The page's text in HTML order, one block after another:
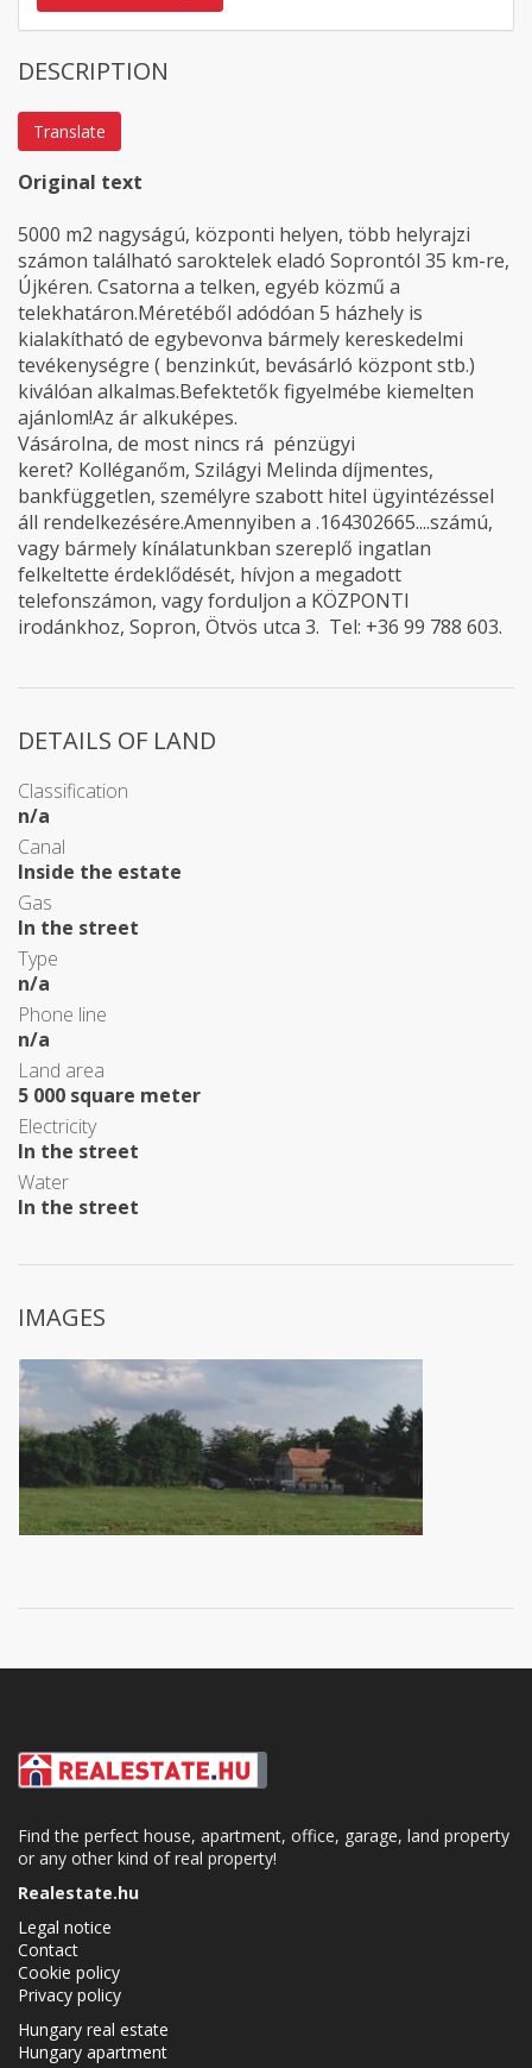
DESCRIPTION
Translate
Original text
5000 m2 nagyságú, központi helyen, több helyrajzi
számon található saroktelek eladó Soprontól 35 km-re,
Újkéren. Csatorna a telken, egyéb közmű a
telekhatáron.Méretéből adódóan 5 házhely is
kialakítható de egybevonva bármely kereskedelmi
tevékenységre ( benzinkút, bevásárló központ stb.)
kiválóan alkalmas.Befektetők figyelmébe kiemelten
ajánlom!Az ár alkuképes.
Vásárolna, de most nincs rá pénzügyi
keret? Kolléganőm, Szilágyi Melinda díjmentes,
bankfüggetlen, személyre szabott hitel ügyintézéssel
áll rendelkezésére.Amennyiben a .164302665....számú,
vagy bármely kínálatunkban szereplő ingatlan
felkeltette érdeklődését, hívjon a megadott
telefonszámon, vagy forduljon a KÖZPONTI
irodánkhoz, Sopron, Ötvös utca 3. Tel: +36 99 788 603.
DETAILS OF LAND
Classification
n/a
Canal
Inside the estate
Gas
In the street
Type
n/a
Phone line
n/a
Land area
5 000 square meter
Electricity
In the street
Water
In the street
IMAGES
Find the perfect house, apartment, office, garage, land property
or any other kind of real property!
Realestate.hu
Legal notice
Contact
Cookie policy
Privacy policy
Hungary real estate
Hungary apartment